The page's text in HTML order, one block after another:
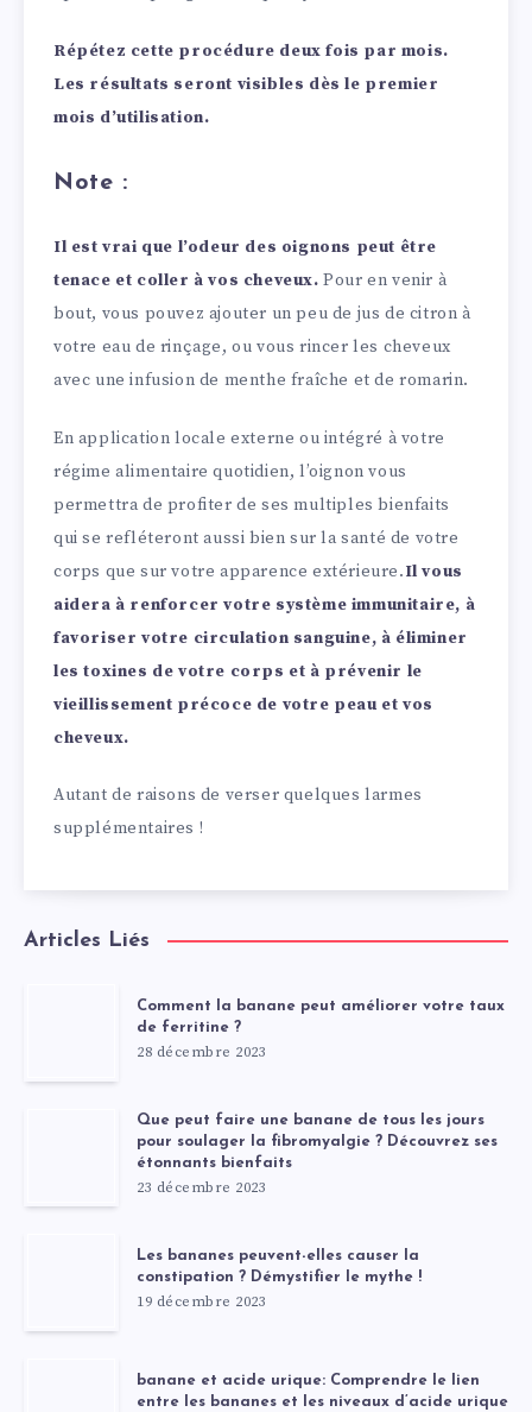
Répétez cette procédure deux fois par mois.
Les résultats seront visibles dès le premier
mois d’utilisation.
Note :
Il est vrai que l’odeur des oignons peut être
tenace et coller à vos cheveux. Pour en venir à
bout, vous pouvez ajouter un peu de jus de citron à
votre eau de rinçage, ou vous rincer les cheveux
avec une infusion de menthe fraîche et de romarin.
En application locale externe ou intégré à votre
régime alimentaire quotidien, l’oignon vous
permettra de profiter de ses multiples bienfaits
qui se refléteront aussi bien sur la santé de votre
corps que sur votre apparence extérieure.Il vous
aidera à renforcer votre système immunitaire, à
favoriser votre circulation sanguine, à éliminer
les toxines de votre corps et à prévenir le
vieillissement précoce de votre peau et vos
cheveux.
Autant de raisons de verser quelques larmes
supplémentaires !
Articles Liés
Comment la banane peut améliorer votre taux
de ferritine ?
28 décembre 2023
Que peut faire une banane de tous les jours
pour soulager la fibromyalgie ? Découvrez ses
étonnants bienfaits
23 décembre 2023
Les bananes peuvent-elles causer la
constipation ? Démystifier le mythe !
19 décembre 2023
banane et acide urique: Comprendre le lien
entre les bananes et les niveaux d’acide urique